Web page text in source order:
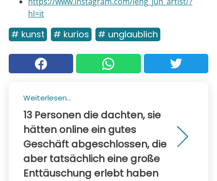
hl=it
# kunst # kurios # unglaublich
Weiterlesen...
13 Personen die dachten, sie
hätten online ein gutes
Geschäft abgeschlossen, die
aber tatsächlich eine große
Enttäuschung erlebt haben